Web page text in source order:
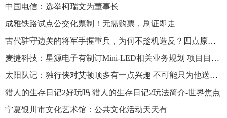
中国电信：选举柯瑞文为董事长
成雅铁路试点公交化票制！无需购票，刷证即走
古代驻守边关的将军手握重兵，为何不趁机造反？四点原因造成约束
麦捷科技：星源电子有制订Mini-LED相关业务规划 项目目前处在研发阶段
太阳队记：独行侠对艾顿顶多有一点兴趣 不可能只为他送走10号签_全球微动态
猎人的生存日记2好玩吗 猎人的生存日记2玩法简介-世界焦点
宁夏银川市文化艺术馆：公共文化活动天天有